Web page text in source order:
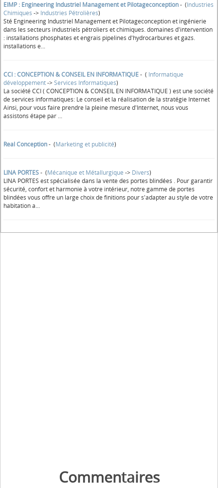
EIMP : Engineering Industriel Management et Pilotageconception- (Industries
Chimiques -> Industries Pétrolières)
Sté Engineering Industriel Management et Pilotageconception et ingénierie
dans les secteurs industriels pétroliers et chimiques. domaines d'intervention
: installations phosphates et engrais pipelines d'hydrocarbures et gazs.
installations e...
CCI : CONCEPTION & CONSEIL EN INFORMATIQUE- ( Informatique
développement->Services Informatiques)
La société CCI ( CONCEPTION & CONSEIL EN INFORMATIQUE ) est une société
de services informatiques: Le conseil et la réalisation de la stratégie Internet
Ainsi, pour vous faire prendre la pleine mesure d'Internet, nous vous
assistons étape par ...
Real Conception- (Marketing et publicité)
LINA PORTES- (Mécanique et Métallurgique -> Divers)
LINA PORTES est spécialisée dans la vente des portes blindées . Pour garantir
sécurité, confort et harmonie à votre intérieur, notre gamme de portes
blindées vous offre un large choix de finitions pour s'adapter au style de votre
habitation a...
Commentaires